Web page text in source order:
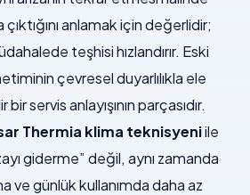
anlamak için değerlidir;
teşhisi hızlandırır. Eski
çevresel duyarlılıkla ele
servis anlayışının parçasıdır.
Thermia klima teknisyeniile
giderme” değil, aynı zamanda
ve günlük kullanımda daha az